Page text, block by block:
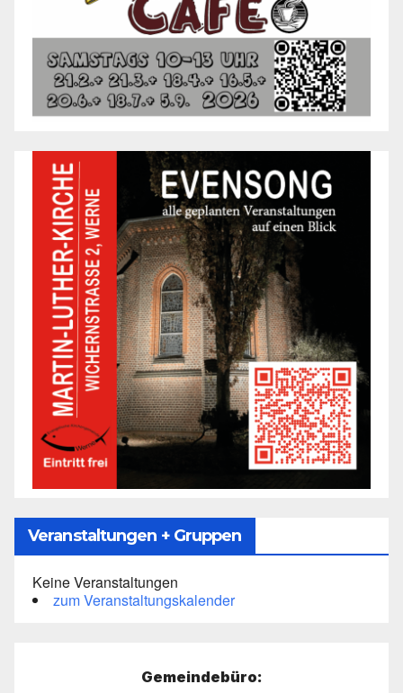
Veranstaltungen + Gruppen
Keine Veranstaltungen
zum Veranstaltungskalender
Gemeindebüro: